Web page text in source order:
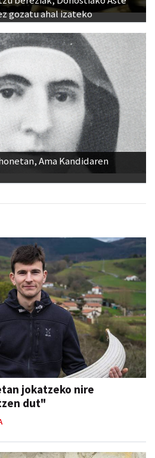
gozatu ahal izateko
Ama Kandidaren
jokatzeko nire
dut"